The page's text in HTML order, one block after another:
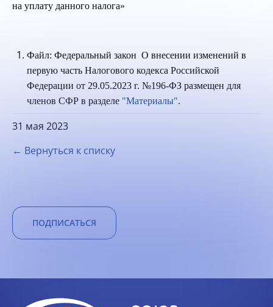
на уплату данного налога»
Файл: Федеральный закон О внесении изменений в
первую часть Налогового кодекса Российской
Федерации от 29.05.2023 г. №196-ФЗ размещен для
членов СФР в разделе "Материалы".
31 мая 2023
← Вернуться к списку
ПОДПИСАТЬСЯ